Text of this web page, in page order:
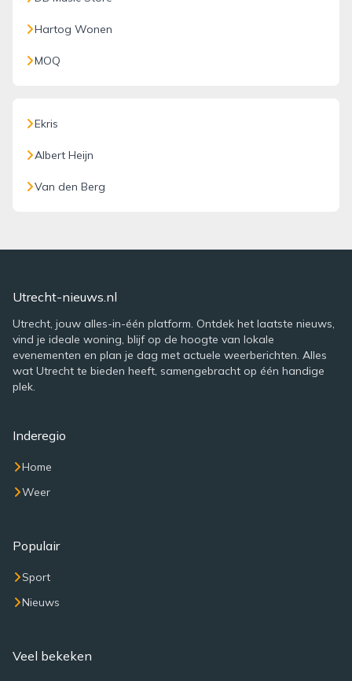
Hartog Wonen
MOQ
Ekris
Albert Heijn
Van den Berg
Utrecht-nieuws.nl
Utrecht, jouw alles-in-één platform. Ontdek het laatste nieuws,
vind je ideale woning, blijf op de hoogte van lokale
evenementen en plan je dag met actuele weerberichten. Alles
wat Utrecht te bieden heeft, samengebracht op één handige
plek.
Inderegio
Home
Weer
Populair
Sport
Nieuws
Veel bekeken